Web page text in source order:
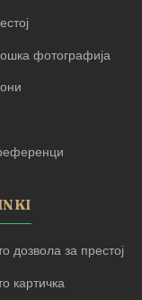
фотографија
дозвола за престој
картичка